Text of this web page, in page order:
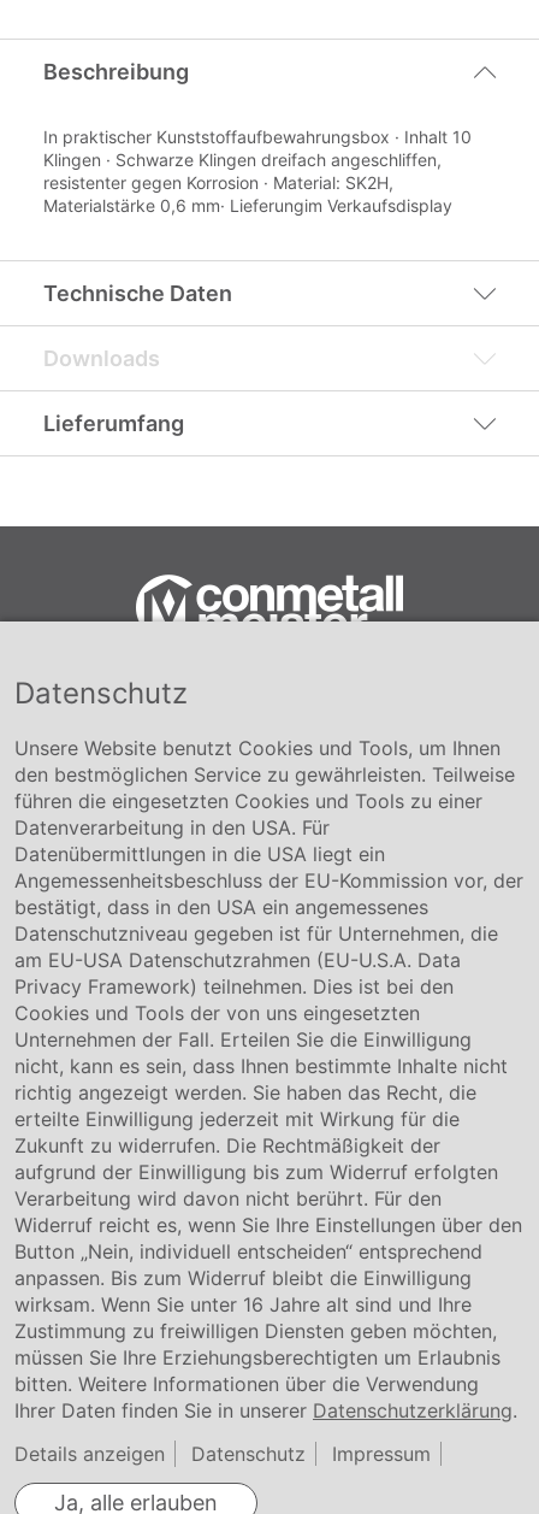
Beschreibung
In praktischer Kunststoffaufbewahrungsbox · Inhalt 10
Klingen · Schwarze Klingen dreifach angeschliffen,
resistenter gegen Korrosion · Material: SK2H,
Materialstärke 0,6 mm· Lieferungim Verkaufsdisplay
Technische Daten
Downloads
Lieferumfang
Conmetall Meister GmbH
+49 5141-180
info@conmetallmeister.de
www.conmetallmeister.de
Unternehmen
Über uns
Compliance
Hinweisgebersystem
Karriere
Service & Kontakt
Kontakt
Downloads
Garantiebedingungen
Zertifikate
Rechtliches
Impressum
AGB
Datenschutz
Cookie Einstellung
Datenschutz
Unsere Website benutzt Cookies und Tools, um Ihnen
den bestmöglichen Service zu gewährleisten. Teilweise
führen die eingesetzten Cookies und Tools zu einer
Datenverarbeitung in den USA. Für
Datenübermittlungen in die USA liegt ein
Angemessenheitsbeschluss der EU-Kommission vor, der
bestätigt, dass in den USA ein angemessenes
Datenschutzniveau gegeben ist für Unternehmen, die
am EU-USA Datenschutzrahmen (EU-U.S.A. Data
Privacy Framework) teilnehmen. Dies ist bei den
Cookies und Tools der von uns eingesetzten
Unternehmen der Fall. Erteilen Sie die Einwilligung
nicht, kann es sein, dass Ihnen bestimmte Inhalte nicht
richtig angezeigt werden. Sie haben das Recht, die
erteilte Einwilligung jederzeit mit Wirkung für die
Zukunft zu widerrufen. Die Rechtmäßigkeit der
aufgrund der Einwilligung bis zum Widerruf erfolgten
Verarbeitung wird davon nicht berührt. Für den
Widerruf reicht es, wenn Sie Ihre Einstellungen über den
Button „Nein, individuell entscheiden“ entsprechend
anpassen. Bis zum Widerruf bleibt die Einwilligung
wirksam. Wenn Sie unter 16 Jahre alt sind und Ihre
Zustimmung zu freiwilligen Diensten geben möchten,
müssen Sie Ihre Erziehungsberechtigten um Erlaubnis
bitten. Weitere Informationen über die Verwendung
Ihrer Daten finden Sie in unserer Datenschutzerklärung.
Details anzeigen
Datenschutz Impressum
Ja, alle erlauben